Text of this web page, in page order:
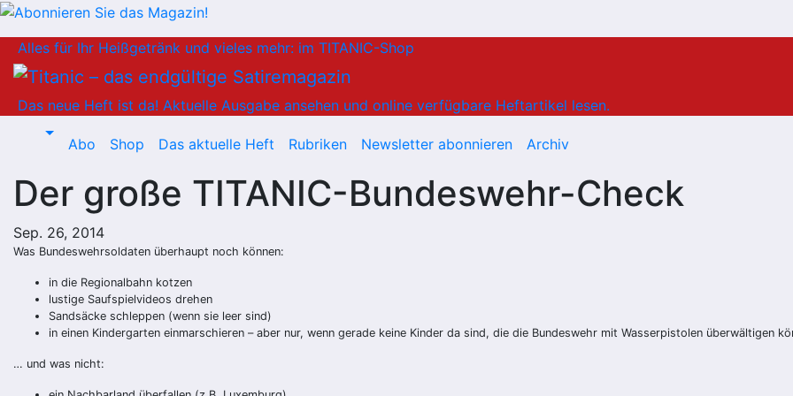
Inhalt
springen
Alles für Ihr Heißgetränk und vieles mehr: im TITANIC-Shop
Das neue Heft ist da! Aktuelle Ausgabe ansehen und online verfügbare Heftartikel lesen.
Abo Shop Das aktuelle Heft Rubriken Newsletter abonnieren Archiv
Der große TITANIC-Bundeswehr-Check
Sep. 26, 2014
Was Bundeswehrsoldaten überhaupt noch können:
in die Regionalbahn kotzen
lustige Saufspielvideos drehen
Sandsäcke schleppen (wenn sie leer sind)
in einen Kindergarten einmarschieren – aber nur, wenn gerade keine Kinder da sind, die die Bundeswehr mit Wasserpistolen überwältigen
… und was nicht: